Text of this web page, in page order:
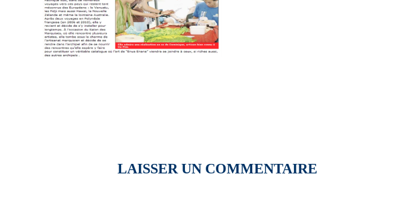
LAISSER UN COMMENTAIRE